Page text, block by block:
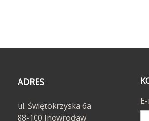
ADRES
ul. Świętokrzyska 6a
88-100 Inowrocław